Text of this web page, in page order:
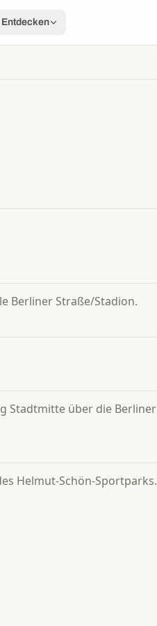
Entdecken
Berliner Straße/Stadion.
Stadtmitte über die Berliner
Helmut-Schön-Sportparks.